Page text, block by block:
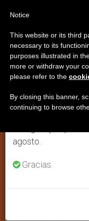
IGLESIA LOCAL
Mons. Jorge Torres
Argentina:
Carbonell,
Aviso
Del 27 de julio al
anual,
se generan menos
agosto.
Gracias.
Notice
This website or its third
necessary to its
purposes illustrated in
more or withdraw your
please refer to the
By closing this banner,
continuing to browse